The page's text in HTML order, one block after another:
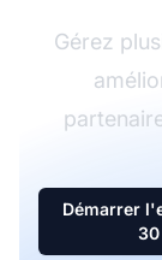
Gérez
Démarrer